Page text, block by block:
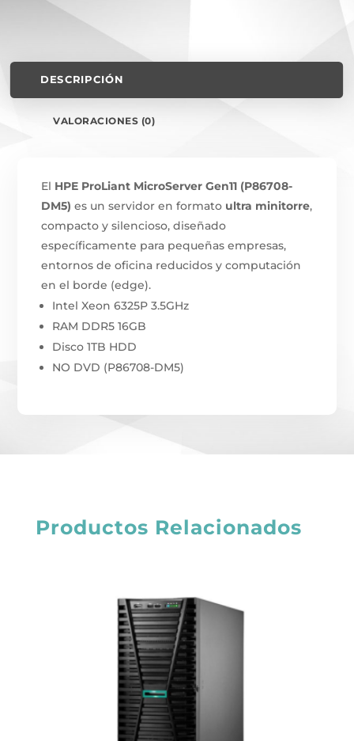
DESCRIPCIÓN
VALORACIONES (0)
El HPE ProLiant MicroServer Gen11 (P86708-
DM5) es un servidor en formato ultra minitorre,
compacto y silencioso, diseñado
específicamente para pequeñas empresas,
entornos de oficina reducidos y computación
en el borde (edge).
Intel Xeon 6325P 3.5GHz
RAM DDR5 16GB
Disco 1TB HDD
NO DVD (P86708-DM5)
Productos Relacionados